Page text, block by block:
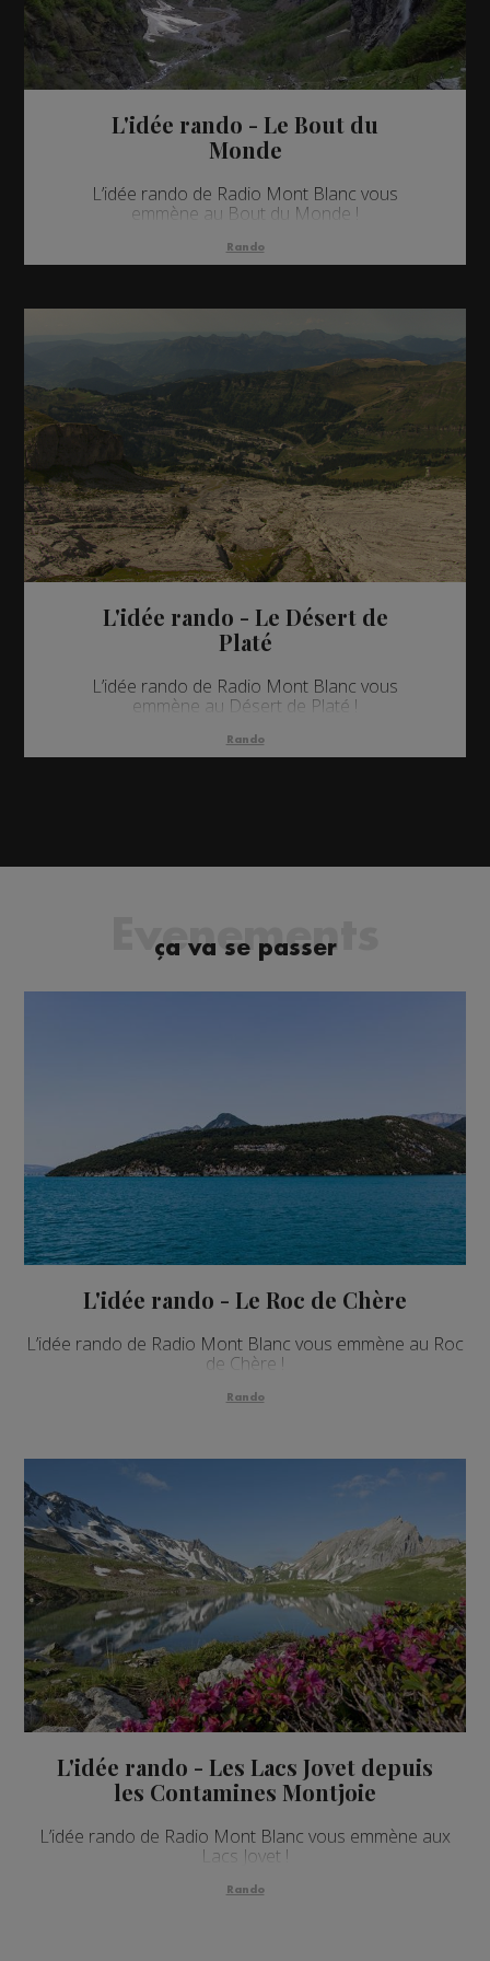
L'idée rando - Le Bout du
Monde
L’idée rando de Radio Mont Blanc vous
emmène au Bout du Monde !
Rando
L'idée rando - Le Désert de
Platé
L’idée rando de Radio Mont Blanc vous
emmène au Désert de Platé !
Rando
Evenements
ça va se passer
L'idée rando - Le Roc de Chère
L’idée rando de Radio Mont Blanc vous emmène au Roc
de Chère !
Rando
L'idée rando - Les Lacs Jovet depuis
les Contamines Montjoie
L’idée rando de Radio Mont Blanc vous emmène aux
Lacs Jovet !
Rando